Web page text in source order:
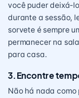
você puder deixá-
durante a sessão,
sorvete é sempre
permanecer na
para casa.
3. Encontre
Não há nada como